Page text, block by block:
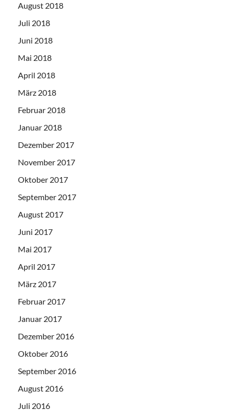
August 2018
Juli 2018
Juni 2018
Mai 2018
April 2018
März 2018
Februar 2018
Januar 2018
Dezember 2017
November 2017
Oktober 2017
September 2017
August 2017
Juni 2017
Mai 2017
April 2017
März 2017
Februar 2017
Januar 2017
Dezember 2016
Oktober 2016
September 2016
August 2016
Juli 2016